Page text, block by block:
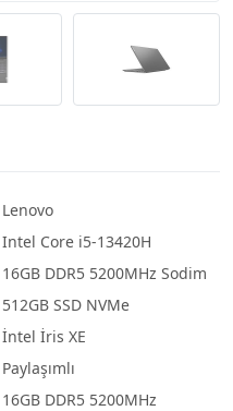
Lenovo
Intel Core i5-13420H
16GB DDR5 5200MHz Sodim
512GB SSD NVMe
İntel İris XE
Paylaşımlı
16GB DDR5 5200MHz